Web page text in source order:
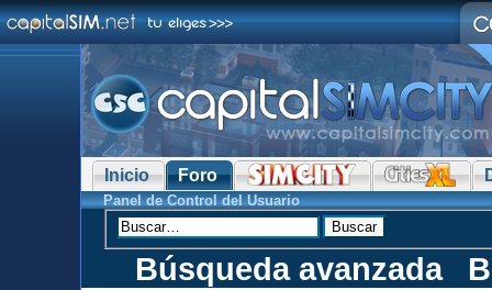
Inicio Foro
Panel de Control del Usuario
Búsqueda avanzada